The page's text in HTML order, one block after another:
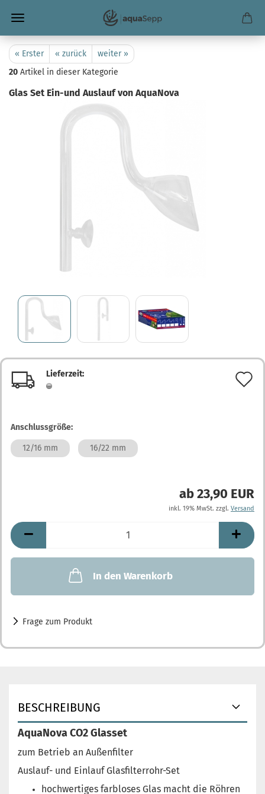
« Erster « zurück
weiter »
20 Artikel in dieser Kategorie
Glas Set Ein-und Auslauf von AquaNova
Lieferzeit:
Anschlussgröße:
12/16 mm 16/22 mm
ab 23,90 EUR
inkl. 19% MwSt. zzgl. Versand
In den Warenkorb
Frage zum Produkt
BESCHREIBUNG
AquaNova CO2 Glasset
zum Betrieb an Außenfilter
Auslauf- und Einlauf Glasfilterrohr-Set
hochwertiges farbloses Glas macht die Röhren